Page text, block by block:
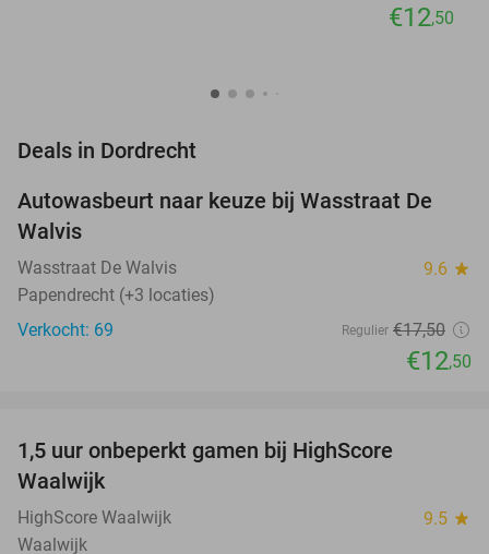
€12,50
Deals in Dordrecht
29%
Autowasbeurt naar keuze bij Wasstraat De
Walvis
Wasstraat De Walvis 9.6 star
Papendrecht (+3 locaties)
Verkocht: 69
Regulier €17,50
€12,50
TODAY
1,5 uur onbeperkt gamen bij HighScore
Waalwijk
HighScore Waalwijk 9.5 star
Waalwijk